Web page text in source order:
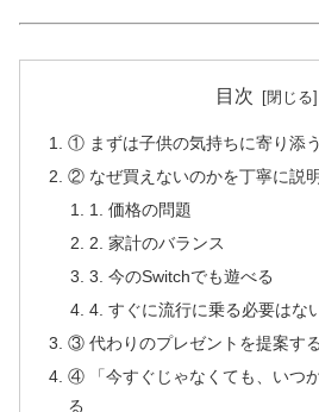
目次
① まずは子供の気持ちに寄り添う
② なぜ買えないのかを丁寧に説
1. 価格の問題
2. 家計のバランス
3. 今のSwitchでも遊べる
4. すぐに流行に乗る必要はな
③ 代わりのプレゼントを提案する
④ 「今すぐじゃなくても、いつ
る